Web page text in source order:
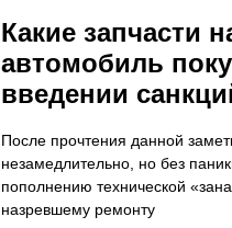
Какие запчасти
автомобиль
введении
После прочтения данной
незамедлительно, но без
пополнению технической
назревшему ремонту